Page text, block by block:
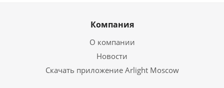
Компания
О компании
Новости
Скачать приложение Arlight Moscow